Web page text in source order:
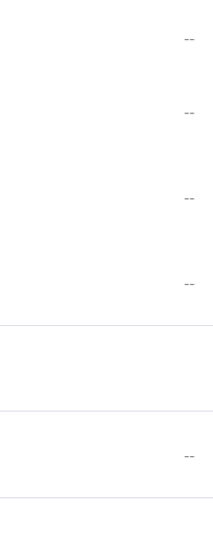
--
--
--
--
--